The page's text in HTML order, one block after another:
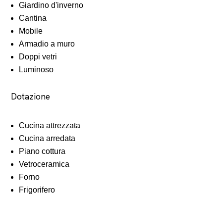
Giardino d'inverno
Cantina
Mobile
Armadio a muro
Doppi vetri
Luminoso
Dotazione
Cucina attrezzata
Cucina arredata
Piano cottura
Vetroceramica
Forno
Frigorifero